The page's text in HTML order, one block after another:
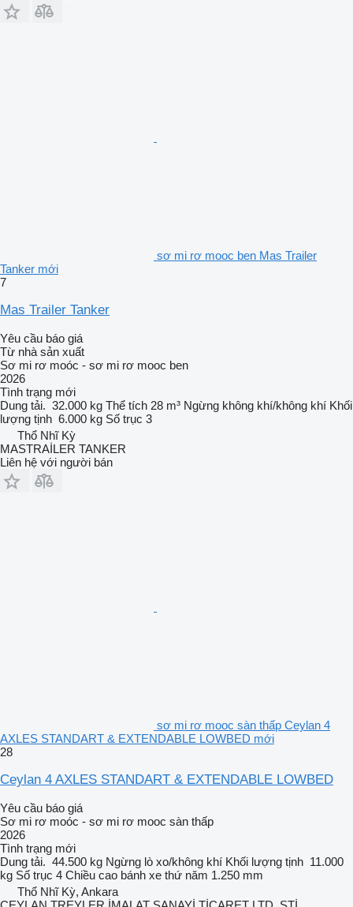
sơ mi rơ mooc ben Mas Trailer
Tanker mới
7
Mas Trailer Tanker
Yêu cầu báo giá
Từ nhà sản xuất
Sơ mi rơ moóc - sơ mi rơ mooc ben
2026
Tình trạng mới
Dung tải. 32.000 kg Thể tích 28 m³ Ngừng không khí/không khí Khối
lượng tịnh 6.000 kg Số trục 3
Thổ Nhĩ Kỳ
MASTRAİLER TANKER
Liên hệ với người bán
sơ mi rơ mooc sàn thấp Ceylan 4
AXLES STANDART & EXTENDABLE LOWBED mới
28
Ceylan 4 AXLES STANDART & EXTENDABLE LOWBED
Yêu cầu báo giá
Sơ mi rơ moóc - sơ mi rơ mooc sàn thấp
2026
Tình trạng mới
Dung tải. 44.500 kg Ngừng lò xo/không khí Khối lượng tịnh 11.000
kg Số trục 4 Chiều cao bánh xe thứ năm 1.250 mm
Thổ Nhĩ Kỳ, Ankara